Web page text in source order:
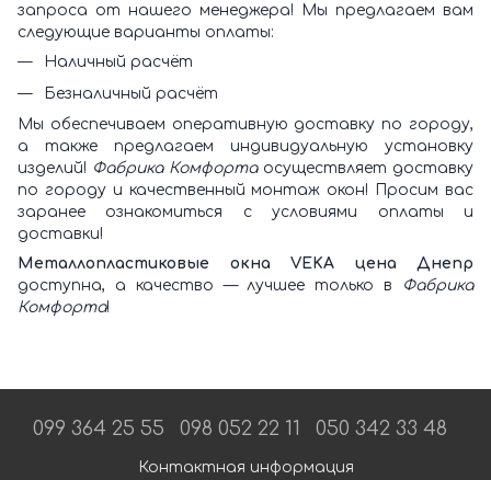
запроса от нашего менеджера! Мы предлагаем вам
следующие варианты оплаты:
Наличный расчёт
Безналичный расчёт
Мы обеспечиваем оперативную доставку по городу,
а также предлагаем индивидуальную установку
изделий! Фабрика Комфортаосуществляет доставку
по городу и качественный монтаж окон! Просим вас
заранее ознакомиться с условиями оплаты и
доставки!
Металлопластиковые окна VEKA цена Днепр
доступна, а качество — лучшее только в
Фабрика
Комфорта!
099 364 25 55 098 052 22 11 050 342 33 48
Контактная информация